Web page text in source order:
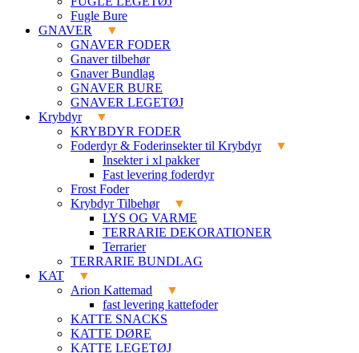
Fugle Bure
GNAVER
GNAVER FODER
Gnaver tilbehør
Gnaver Bundlag
GNAVER BURE
GNAVER LEGETØJ
Krybdyr
KRYBDYR FODER
Foderdyr & Foderinsekter til Krybdyr
Insekter i xl pakker
Fast levering foderdyr
Frost Foder
Krybdyr Tilbehør
LYS OG VARME
TERRARIE DEKORATIONER
Terrarier
TERRARIE BUNDLAG
KAT
Arion Kattemad
fast levering kattefoder
KATTE SNACKS
KATTE DØRE
KATTE LEGETØJ